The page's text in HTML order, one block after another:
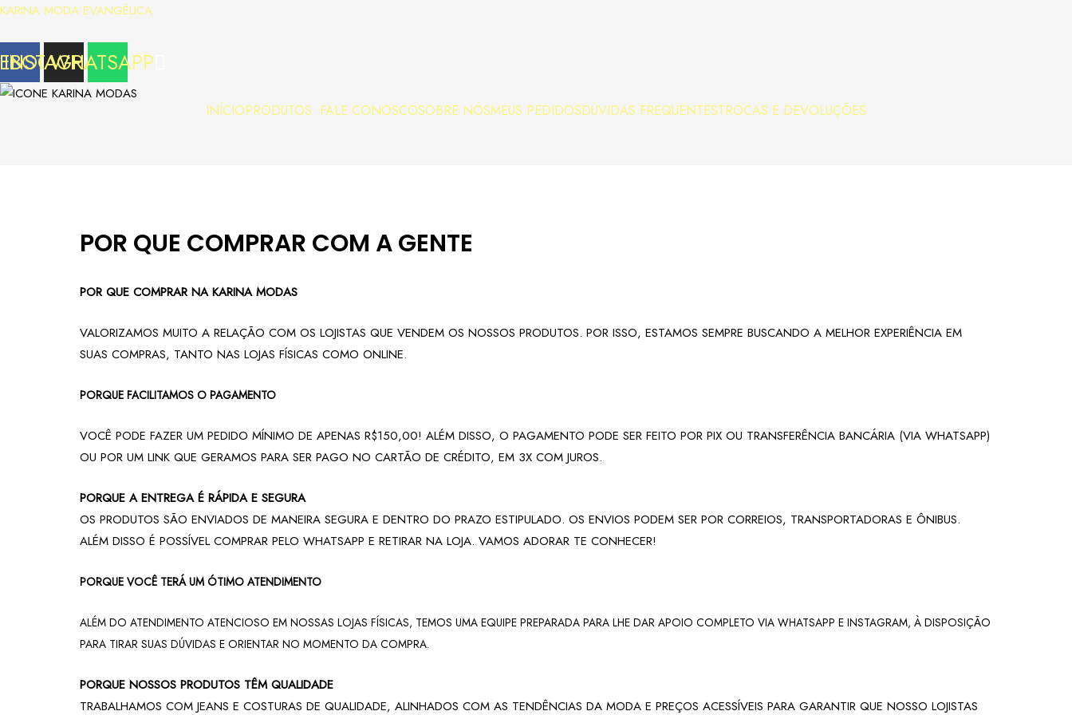
KARINA MODA EVANGÉLICA
INSTAGRAM
WHATSAPP
INÍCIOPRODUTOS FALE CONOSCOSOBRE NÓSMEUS PEDIDOSDÚVIDAS FREQUENTESTROCAS E DEVOLUÇÕES
POR QUE COMPRAR COM A GENTE
POR QUE COMPRAR NA KARINA MODAS
VALORIZAMOS MUITO A RELAÇÃO COM OS LOJISTAS QUE VENDEM OS NOSSOS PRODUTOS. POR ISSO, ESTAMOS SEMPRE BUSCANDO A MELHOR EXPERIÊNCIA EM
SUAS COMPRAS, TANTO NAS LOJAS FÍSICAS COMO ONLINE.
PORQUE FACILITAMOS O PAGAMENTO
VOCÊ PODE FAZER UM PEDIDO MÍNIMO DE APENAS R$150,00! ALÉM DISSO, O PAGAMENTO PODE SER FEITO POR PIX OU TRANSFERÊNCIA BANCÁRIA (VIA WHATSAPP)
OU POR UM LINK QUE GERAMOS PARA SER PAGO NO CARTÃO DE CRÉDITO, EM 3X COM JUROS.
PORQUE A ENTREGA É RÁPIDA E SEGURA
OS PRODUTOS SÃO ENVIADOS DE MANEIRA SEGURA E DENTRO DO PRAZO ESTIPULADO. OS ENVIOS PODEM SER POR CORREIOS, TRANSPORTADORAS E ÔNIBUS.
ALÉM DISSO É POSSÍVEL COMPRAR PELO WHATSAPP E RETIRAR NA LOJA. VAMOS ADORAR TE CONHECER!
PORQUE VOCÊ TERÁ UM ÓTIMO ATENDIMENTO
ALÉM DO ATENDIMENTO ATENCIOSO EM NOSSAS LOJAS FÍSICAS, TEMOS UMA EQUIPE PREPARADA PARA LHE DAR APOIO COMPLETO VIA WHATSAPP E INSTAGRAM, À DISPOSIÇÃO
PARA TIRAR SUAS DÚVIDAS E ORIENTAR NO MOMENTO DA COMPRA.
PORQUE NOSSOS PRODUTOS TÊM QUALIDADE
TRABALHAMOS COM JEANS E COSTURAS DE QUALIDADE, ALINHADOS COM AS TENDÊNCIAS DA MODA E PREÇOS ACESSÍVEIS PARA GARANTIR QUE NOSSO LOJISTAS